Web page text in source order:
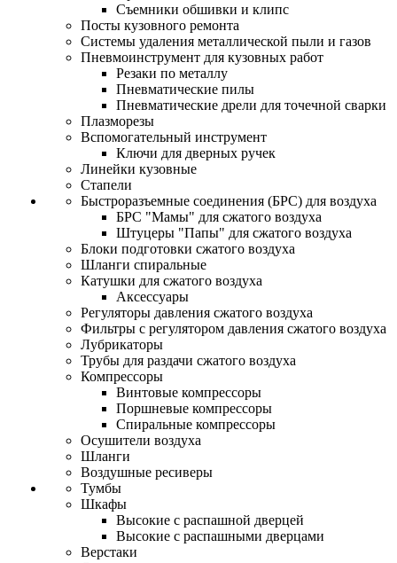
Съемники обшивки и клипс
Посты кузовного ремонта
Системы удаления металлической пыли и газов
Пневмоинструмент для кузовных работ
Резаки по металлу
Пневматические пилы
Пневматические дрели для точечной сварки
Плазморезы
Вспомогательный инструмент
Ключи для дверных ручек
Линейки кузовные
Стапели
Быстроразъемные соединения (БРС) для воздуха
БРС "Мамы" для сжатого воздуха
Штуцеры "Папы" для сжатого воздуха
Блоки подготовки сжатого воздуха
Шланги спиральные
Катушки для сжатого воздуха
Аксессуары
Регуляторы давления сжатого воздуха
Фильтры с регулятором давления сжатого воздуха
Лубрикаторы
Трубы для раздачи сжатого воздуха
Компрессоры
Винтовые компрессоры
Поршневые компрессоры
Спиральные компрессоры
Осушители воздуха
Шланги
Воздушные ресиверы
Тумбы
Шкафы
Высокие с распашной дверцей
Высокие с распашными дверцами
Верстаки